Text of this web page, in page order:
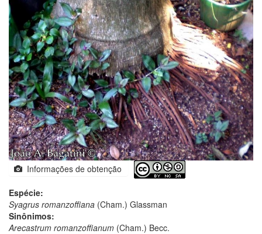
Informações de obtenção
Espécie:
Syagrus romanzoffiana (Cham.) Glassman
Sinônimos:
Arecastrum romanzoffianum (Cham.) Becc.